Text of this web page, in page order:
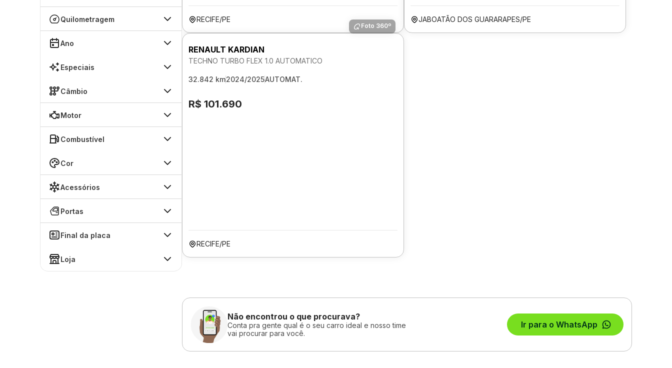
Quilometragem
Ano
Especiais
Câmbio
Motor
Combustível
Cor
Acessórios
Portas
Final da placa
Loja
RECIFE/PE JABOATÃO DOS GUARARAPES/PE
Foto 360º
RENAULT KARDIAN
TECHNO TURBO FLEX 1.0 AUTOMATICO
32.842 km2024/2025AUTOMAT.
R$ 101.690
RECIFE/PE
Não encontrou o que procurava?
Conta pra gente qual é o seu carro ideal e nosso time
vai procurar para você.
Ir para o WhatsApp